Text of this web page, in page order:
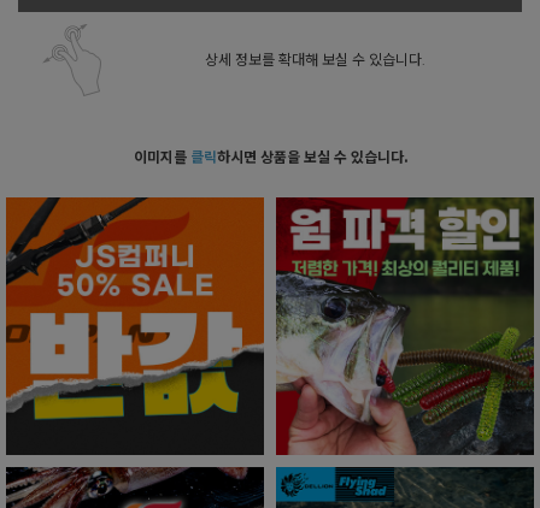
상세 정보를 확대해 보실 수 있습니다.
이미지를 클릭하시면 상품을 보실 수 있습니다.